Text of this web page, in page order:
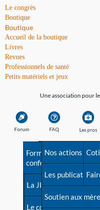
Le congrès
Boutique
Boutique
Accueil de la boutique
Livres
Revues
Professionnels de santé
Petits matériels et jeux
Une association pour
Forum FAQ
Avant la
Les débuts
Une difficulté
Les pros
Formations et
conférences
La JIA
Le congrès
Besoin
Répertoire
contacts
Contact
Nos actions
Les publications
Soutien aux